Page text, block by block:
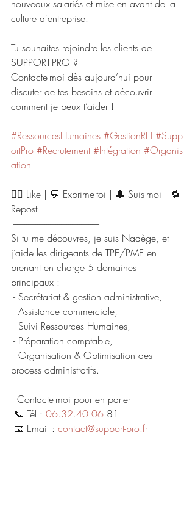
nouveaux salariés et mise en avant de la
culture d'entreprise.
Tu souhaites rejoindre les clients de
SUPPORT-PRO ?
Contacte-moi dès aujourd’hui pour
discuter de tes besoins et découvrir
comment je peux t’aider !
#RessourcesHumaines #GestionRH #Supp
ortPro #Recrutement #Intégration #Organis
ation
👍🏻 Like | 💬 Exprime-toi | 🔔 Suis-moi | 🔁
Repost
-----------------------------------------------
Si tu me découvres, je suis Nadège, et
j’aide les dirigeants de TPE/PME en
prenant en charge 5 domaines
principaux :
- Secrétariat & gestion administrative,
- Assistance commerciale,
- Suivi Ressources Humaines,
- Préparation comptable,
- Organisation & Optimisation des
process administratifs.
Contacte-moi pour en parler
📞 Tél : 06.32.40.06.81
📧 Email : contact@support-pro.fr